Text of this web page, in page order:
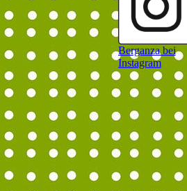
Berganza bei
Instagram